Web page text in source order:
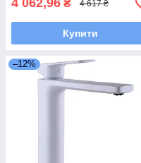
4 062,96 ₴ 4 617 ₴
Купити
–12%